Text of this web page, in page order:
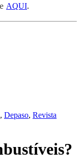
AQUI.
, Depaso, Revista
?